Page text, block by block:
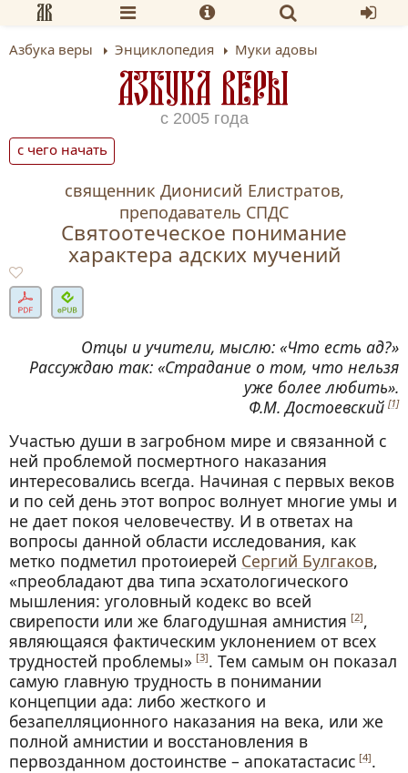
Азбука веры Энциклопедия Муки адовы
АЗБУКА ВЕРЫ
с 2005 года
с чего начать
священник Дионисий Елистратов,
преподаватель СПДС
Святоотеческое понимание
характера адских мучений
Отцы и учители, мыслю: «Что есть ад?»
Рассуждаю так: «Страдание о том, что нельзя
уже более любить».
Ф.М. Достоевский [1]
Участью души в загробном мире и связанной с
ней проблемой посмертного наказания
интересовались всегда. Начиная с первых веков
и по сей день этот вопрос волнует многие умы и
не дает покоя человечеству. И в ответах на
вопросы данной области исследования, как
метко подметил протоиерей Сергий Булгаков,
«преобладают два типа эсхатологического
мышления: уголовный кодекс во всей
свирепости или же благодушная амнистия [2],
являющаяся фактическим уклонением от всех
трудностей проблемы» [3]. Тем самым он показал
самую главную трудность в понимании
концепции ада: либо жесткого и
безапелляционного наказания на века, или же
полной амнистии и восстановления в
первозданном достоинстве – апокатастасис [4].